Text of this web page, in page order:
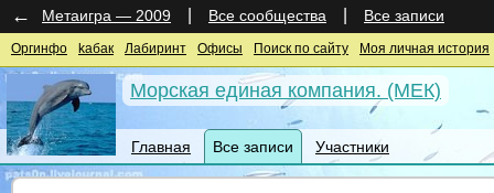
← Метаигра — 2009 Все сообщества Все записи
Оргинфо kaбак Лабиринт Офисы Поиск по сайту Моя личная история
Морская единая компания. (МЕК)
Главная Все записи Участники